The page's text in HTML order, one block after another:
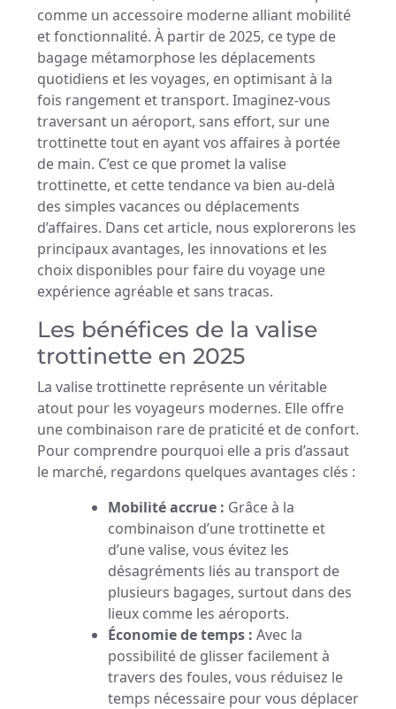
comme un accessoire moderne alliant mobilité
et fonctionnalité. À partir de 2025, ce type de
bagage métamorphose les déplacements
quotidiens et les voyages, en optimisant à la
fois rangement et transport. Imaginez-vous
traversant un aéroport, sans effort, sur une
trottinette tout en ayant vos affaires à portée
de main. C’est ce que promet la valise
trottinette, et cette tendance va bien au-delà
des simples vacances ou déplacements
d’affaires. Dans cet article, nous explorerons les
principaux avantages, les innovations et les
choix disponibles pour faire du voyage une
expérience agréable et sans tracas.
Les bénéfices de la valise
trottinette en 2025
La valise trottinette représente un véritable
atout pour les voyageurs modernes. Elle offre
une combinaison rare de praticité et de confort.
Pour comprendre pourquoi elle a pris d’assaut
le marché, regardons quelques avantages clés :
Mobilité accrue : Grâce à la
combinaison d’une trottinette et
d’une valise, vous évitez les
désagréments liés au transport de
plusieurs bagages, surtout dans des
lieux comme les aéroports.
Économie de temps : Avec la
possibilité de glisser facilement à
travers des foules, vous réduisez le
temps nécessaire pour vous déplacer